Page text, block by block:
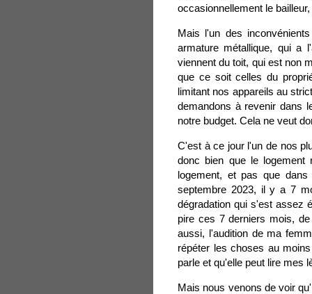
occasionnellement le
Mais l'un des
armature métallique, qui a
viennent du toit, qui est non
que ce soit celles du
limitant nos appareils au
demandons à revenir dans
notre budget. Cela ne veut
C'est à ce jour l'un de nos
donc bien que le
logement, et pas que
septembre 2023, il y a 7
dégradation qui s'est assez
pire ces 7 derniers mois,
aussi, l'audition de ma
répéter les choses au
parle et qu'elle peut lire mes
Mais nous venons de voir